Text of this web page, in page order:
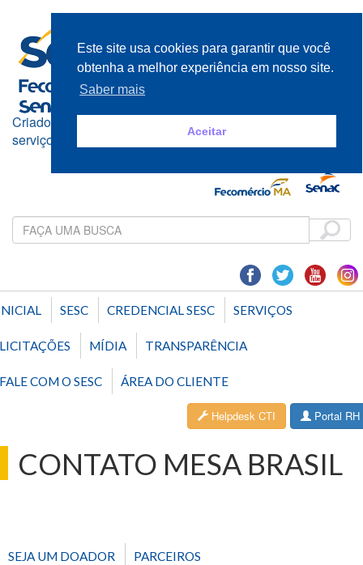
Criado e mantido pelos empresários do comércio de bens,
serviços e turismo
SESC CREDENCIAL SESC SERVIÇOS
LICITAÇÕES MÍDIA TRANSPARÊNCIA
FALE COM O SESC ÁREA DO CLIENTE
Portal RH
Helpdesk CTI
CONTATO MESA BRASIL
SEJA UM DOADOR PARCEIROS
Este site usa cookies para garantir que você
obtenha a melhor experiência em nosso site.
Saber mais
Aceitar